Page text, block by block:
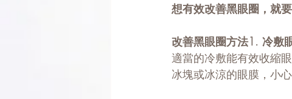
想有效改善黑眼圈，就
改善黑眼圈方法1. 冷敷
適當的冷敷能有效收縮
冰塊或冰涼的眼膜，小